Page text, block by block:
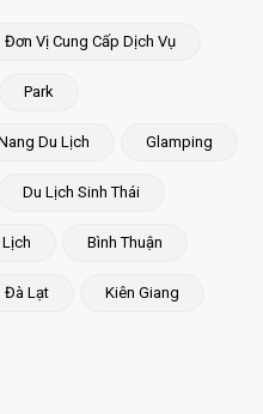
Đơn Vị Cung Cấp Dịch Vụ
Park
Du Lịch Glamping
Du Lịch Sinh Thái
Bình Thuận
Đà Lạt Kiên Giang